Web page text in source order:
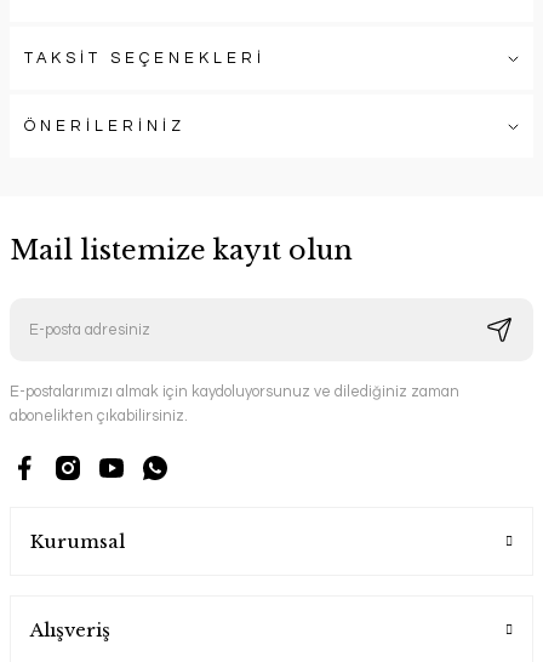
TAKSİT SEÇENEKLERİ
ÖNERİLERİNİZ
Mail listemize kayıt olun
E-postalarımızı almak için kaydoluyorsunuz ve dilediğiniz zaman
abonelikten çıkabilirsiniz.
Kurumsal
Alışveriş